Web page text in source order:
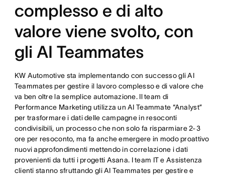
complesso e di alto
valore viene svolto, con
gli AI Teammates
KW Automotive sta implementando con successo gli AI
Teammates per gestire il lavoro complesso e di valore che
va ben oltre la semplice automazione. Il team di
Performance Marketing utilizza un AI Teammate “Analyst”
per trasformare i dati delle campagne in resoconti
condivisibili, un processo che non solo fa risparmiare 2-3
ore per resoconto, ma fa anche emergere in modo proattivo
nuovi approfondimenti mettendo in correlazione i dati
provenienti da tutti i progetti Asana. I team IT e Assistenza
clienti stanno sfruttando gli AI Teammates per gestire e